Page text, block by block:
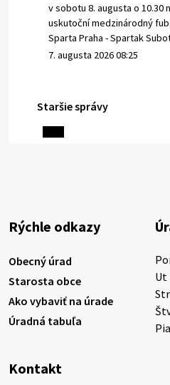
v sobotu 8. augusta o 10.30
uskutoční medzinárodný
Sparta Praha - Spartak
7. augusta 2026 08:25
6. augusta 2026 08:13
výdatnosti vodárenských
Západoslovenská
6. augusta 2026 08:12
5. augusta 2026 13:10
Staršie správy
Rýchle odkazy
Obecný úrad
Starosta obce
Ako vybaviť na úrade
Úradná tabuľa
Ut
Str
Pia
Kontakt